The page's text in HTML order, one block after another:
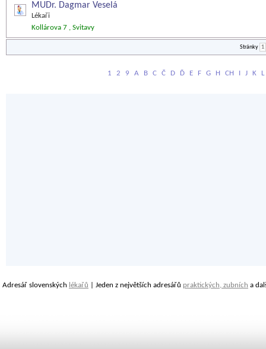
MUDr. Dagmar Veselá
Lékaři
Kollárova 7 , Svitavy
Stránky 1
1 2 9 A B C Č D Ď E F G H CH I J K L
Adresář slovenských lékařů | Jeden z největších adresářů praktických, zubních a